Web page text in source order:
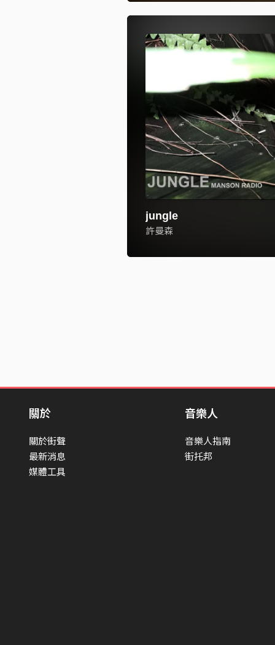
jungle
許曼森
關於
關於街聲
最新消息
媒體工具
音樂人
音樂人指南
街托邦